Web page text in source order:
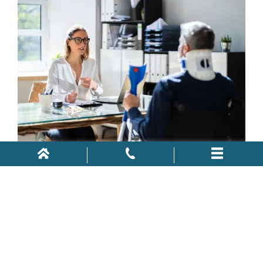
¿Están sujetas a